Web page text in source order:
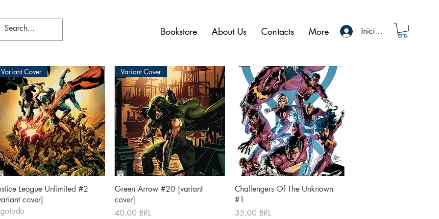
Bookstore About Us Contacts More Iniciar sesión
Vista rápida
Variant Cover
League Unlimited #2
cover]
Vista rápida
Variant Cover
Green Arrow #20 [variant
cover]
Precio
40,00 BRL
Vista rápida
Challengers Of The Unknown
#1
Precio
35,00 BRL